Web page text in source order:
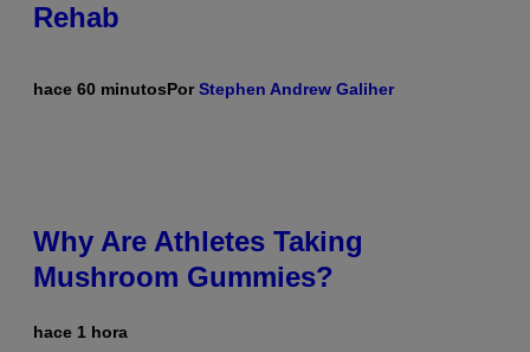
Rehab
hace 60 minutosPorStephen Andrew Galiher
Why Are Athletes Taking
Mushroom Gummies?
hace 1 hora